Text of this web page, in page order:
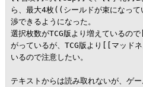
ら、最大4枚((シールドが束になっ
渉できるようになった。
選択枚数がTCG版より増えている
がっているが、TCG版より[[マッド
いるので注意したい。
テキストからは読み取れないが、ゲ